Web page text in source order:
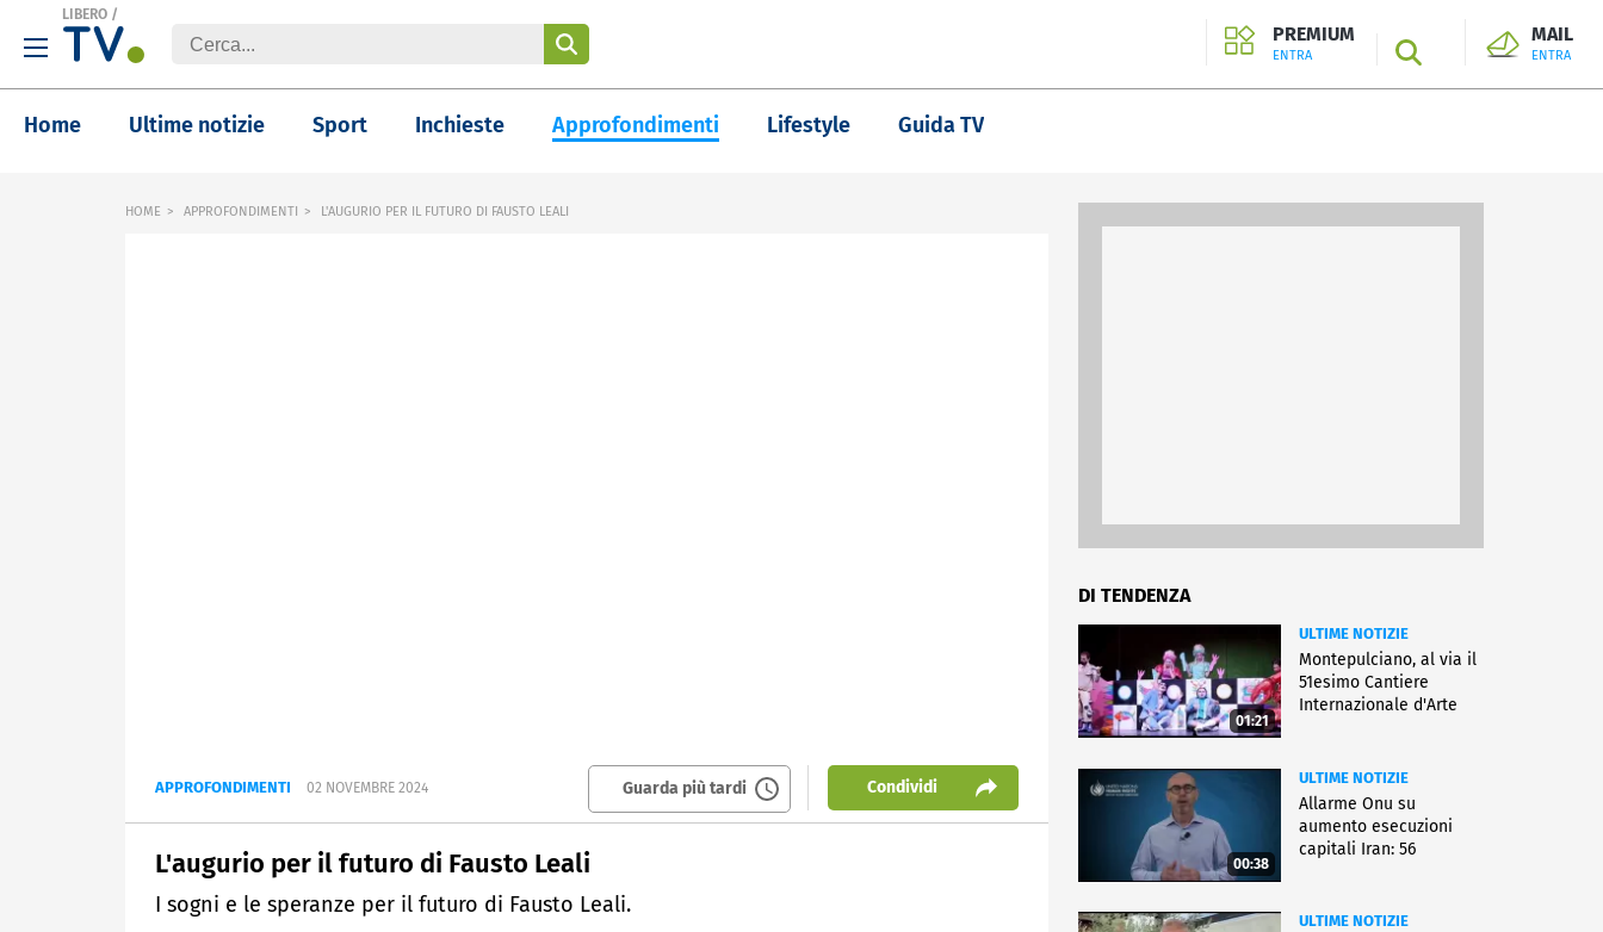
LIBERO /
PREMIUM
ENTRA SEARCH
MAIL
ENTRA
Home Ultime notizie Sport Inchieste Approfondimenti Lifestyle Guida TV
HOME APPROFONDIMENTI L'AUGURIO PER IL FUTURO DI FAUSTO LEALI
APPROFONDIMENTI 02 NOVEMBRE 2024 Guarda più tardi Condividi
L'augurio per il futuro di Fausto Leali
I sogni e le speranze per il futuro di Fausto Leali.
DI TENDENZA
01:21
ULTIME NOTIZIE
Montepulciano, al via il
51esimo Cantiere
Internazionale d'Arte
00:38
ULTIME NOTIZIE
Allarme Onu su
aumento esecuzioni
capitali Iran: 56
ULTIME NOTIZIE